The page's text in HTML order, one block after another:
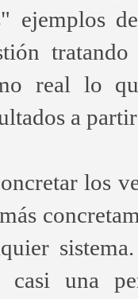
ejemplos
real lo
a
los
casi una